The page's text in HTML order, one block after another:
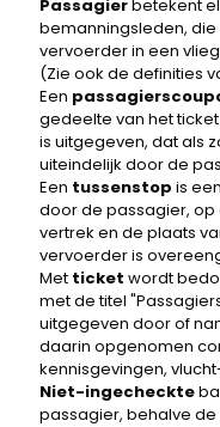
Passagierbetekent
bemanningsleden,
vervoerder in een
(Zie ook de definities
Een
gedeelte van het
is uitgegeven, dat als
uiteindelijk door de
Een tussenstop is
door de passagier, op
vertrek en de plaats
vervoerder is
Met ticket wordt
met de titel
uitgegeven door of
daarin opgenomen
kennisgevingen,
Niet-ingecheckte
passagier, behalve